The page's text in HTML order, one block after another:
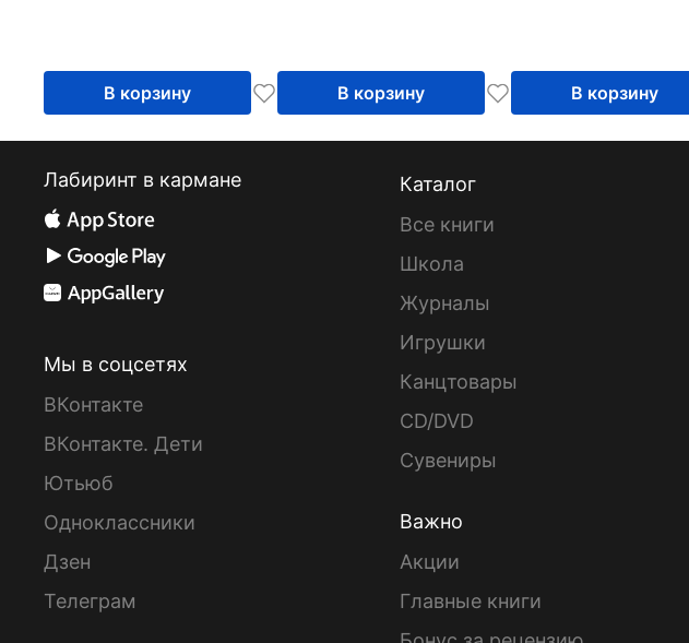
В корзину В корзину В корзину
Лабиринт в кармане
Мы в соцсетях
ВКонтакте
ВКонтакте. Дети
Ютьюб
Одноклассники
Дзен
Телеграм
Каталог
Все книги
Школа
Журналы
Игрушки
Канцтовары
CD/DVD
Сувениры
Важно
Акции
Главные книги